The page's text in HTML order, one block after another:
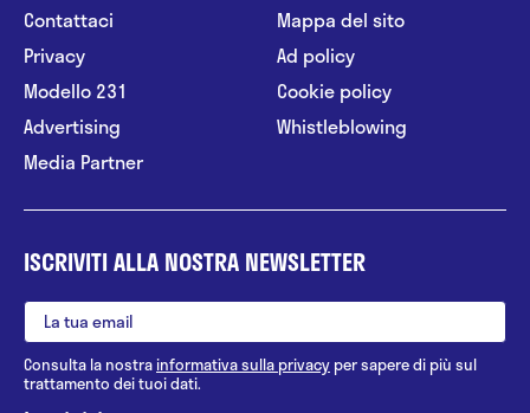
Contattaci
Privacy
Modello 231
Advertising
Media Partner
Mappa del sito
Ad policy
Cookie policy
Whistleblowing
ISCRIVITI ALLA NOSTRA NEWSLETTER
Consulta la nostrainformativa sulla privacy per sapere di più sul
trattamento dei tuoi dati.